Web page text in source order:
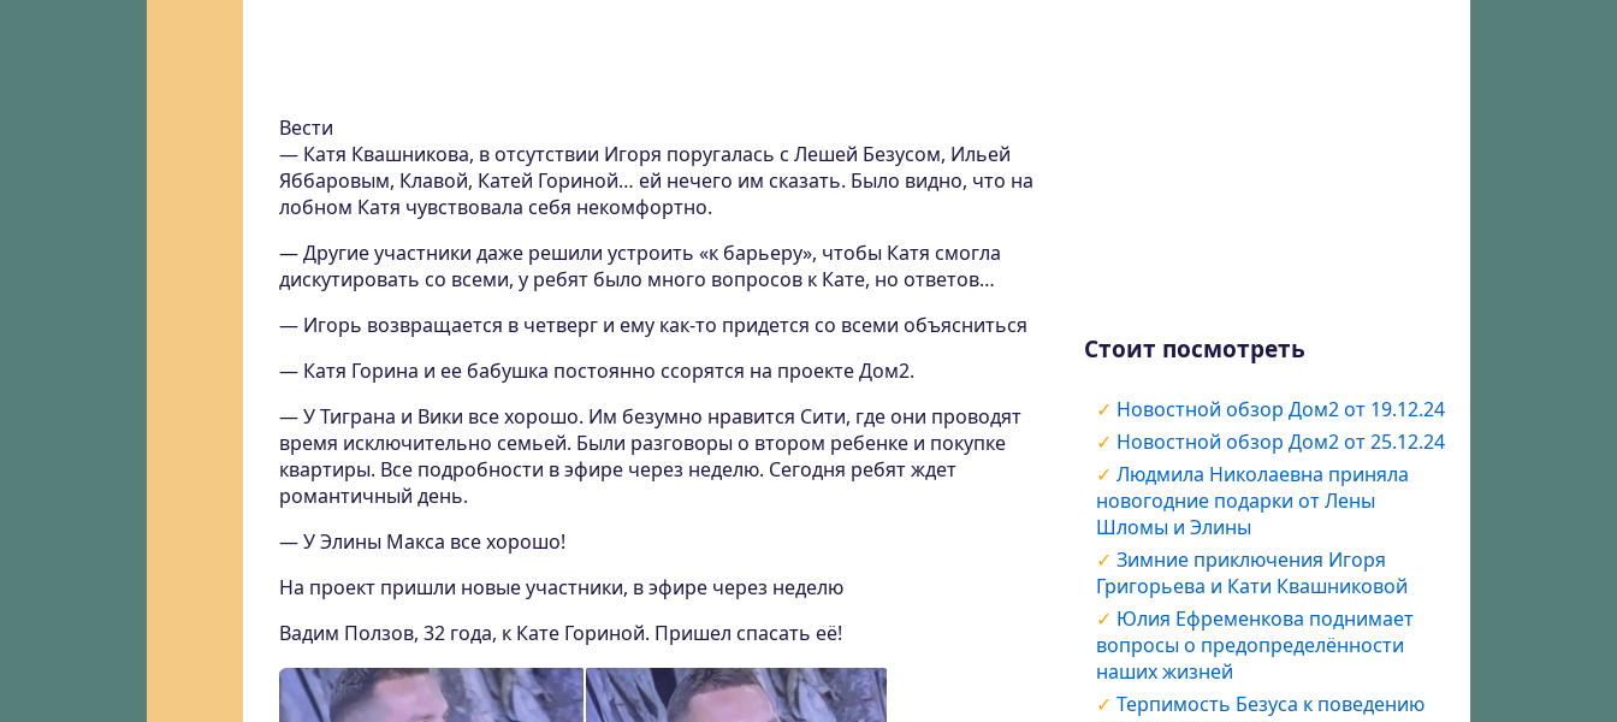
Вести
— Катя Квашникова, в отсутствии Игоря поругалась с Лешей Безусом, Ильей
Яббаровым, Клавой, Катей Гориной… ей нечего им сказать. Было видно, что на
лобном Катя чувствовала себя некомфортно.
— Другие участники даже решили устроить «к барьеру», чтобы Катя смогла
дискутировать со всеми, у ребят было много вопросов к Кате, но ответов…
— Игорь возвращается в четверг и ему как-то придется со всеми объясниться
— Катя Горина и ее бабушка постоянно ссорятся на проекте Дом2.
— У Тиграна и Вики все хорошо. Им безумно нравится Сити, где они проводят
время исключительно семьей. Были разговоры о втором ребенке и покупке
квартиры. Все подробности в эфире через неделю. Сегодня ребят ждет
романтичный день.
— У Элины Макса все хорошо!
На проект пришли новые участники, в эфире через неделю
Вадим Ползов, 32 года, к Кате Гориной. Пришел спасать её!
Стоит посмотреть
Новостной обзор Дом2 от 19.12.24
Новостной обзор Дом2 от 25.12.24
Людмила Николаевна приняла
новогодние подарки от Лены
Шломы и Элины
Зимние приключения Игоря
Григорьева и Кати Квашниковой
Юлия Ефременкова поднимает
вопросы о предопределённости
наших жизней
Терпимость Безуса к поведению